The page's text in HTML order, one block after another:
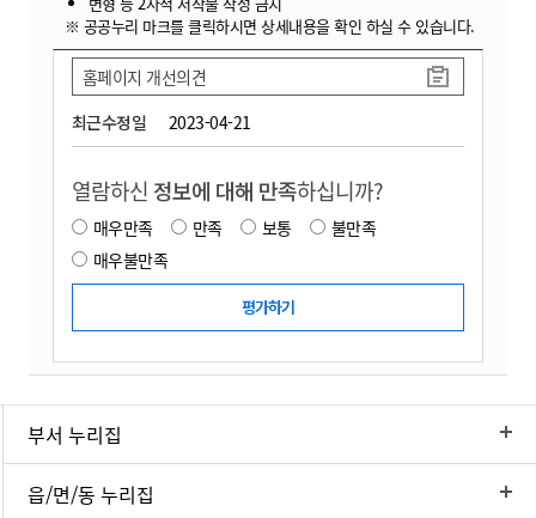
※ 공공누리 마크를 클릭하시면 상세내용을 확인 하실 수 있습니다.
최근수정일 2023-04-21
홈페이지 개선의견
열람하신 정보에 대해 만족하십니까?
매우만족 만족 보통
불만족
매우불만족
부서 누리집
읍/면/동 누리집